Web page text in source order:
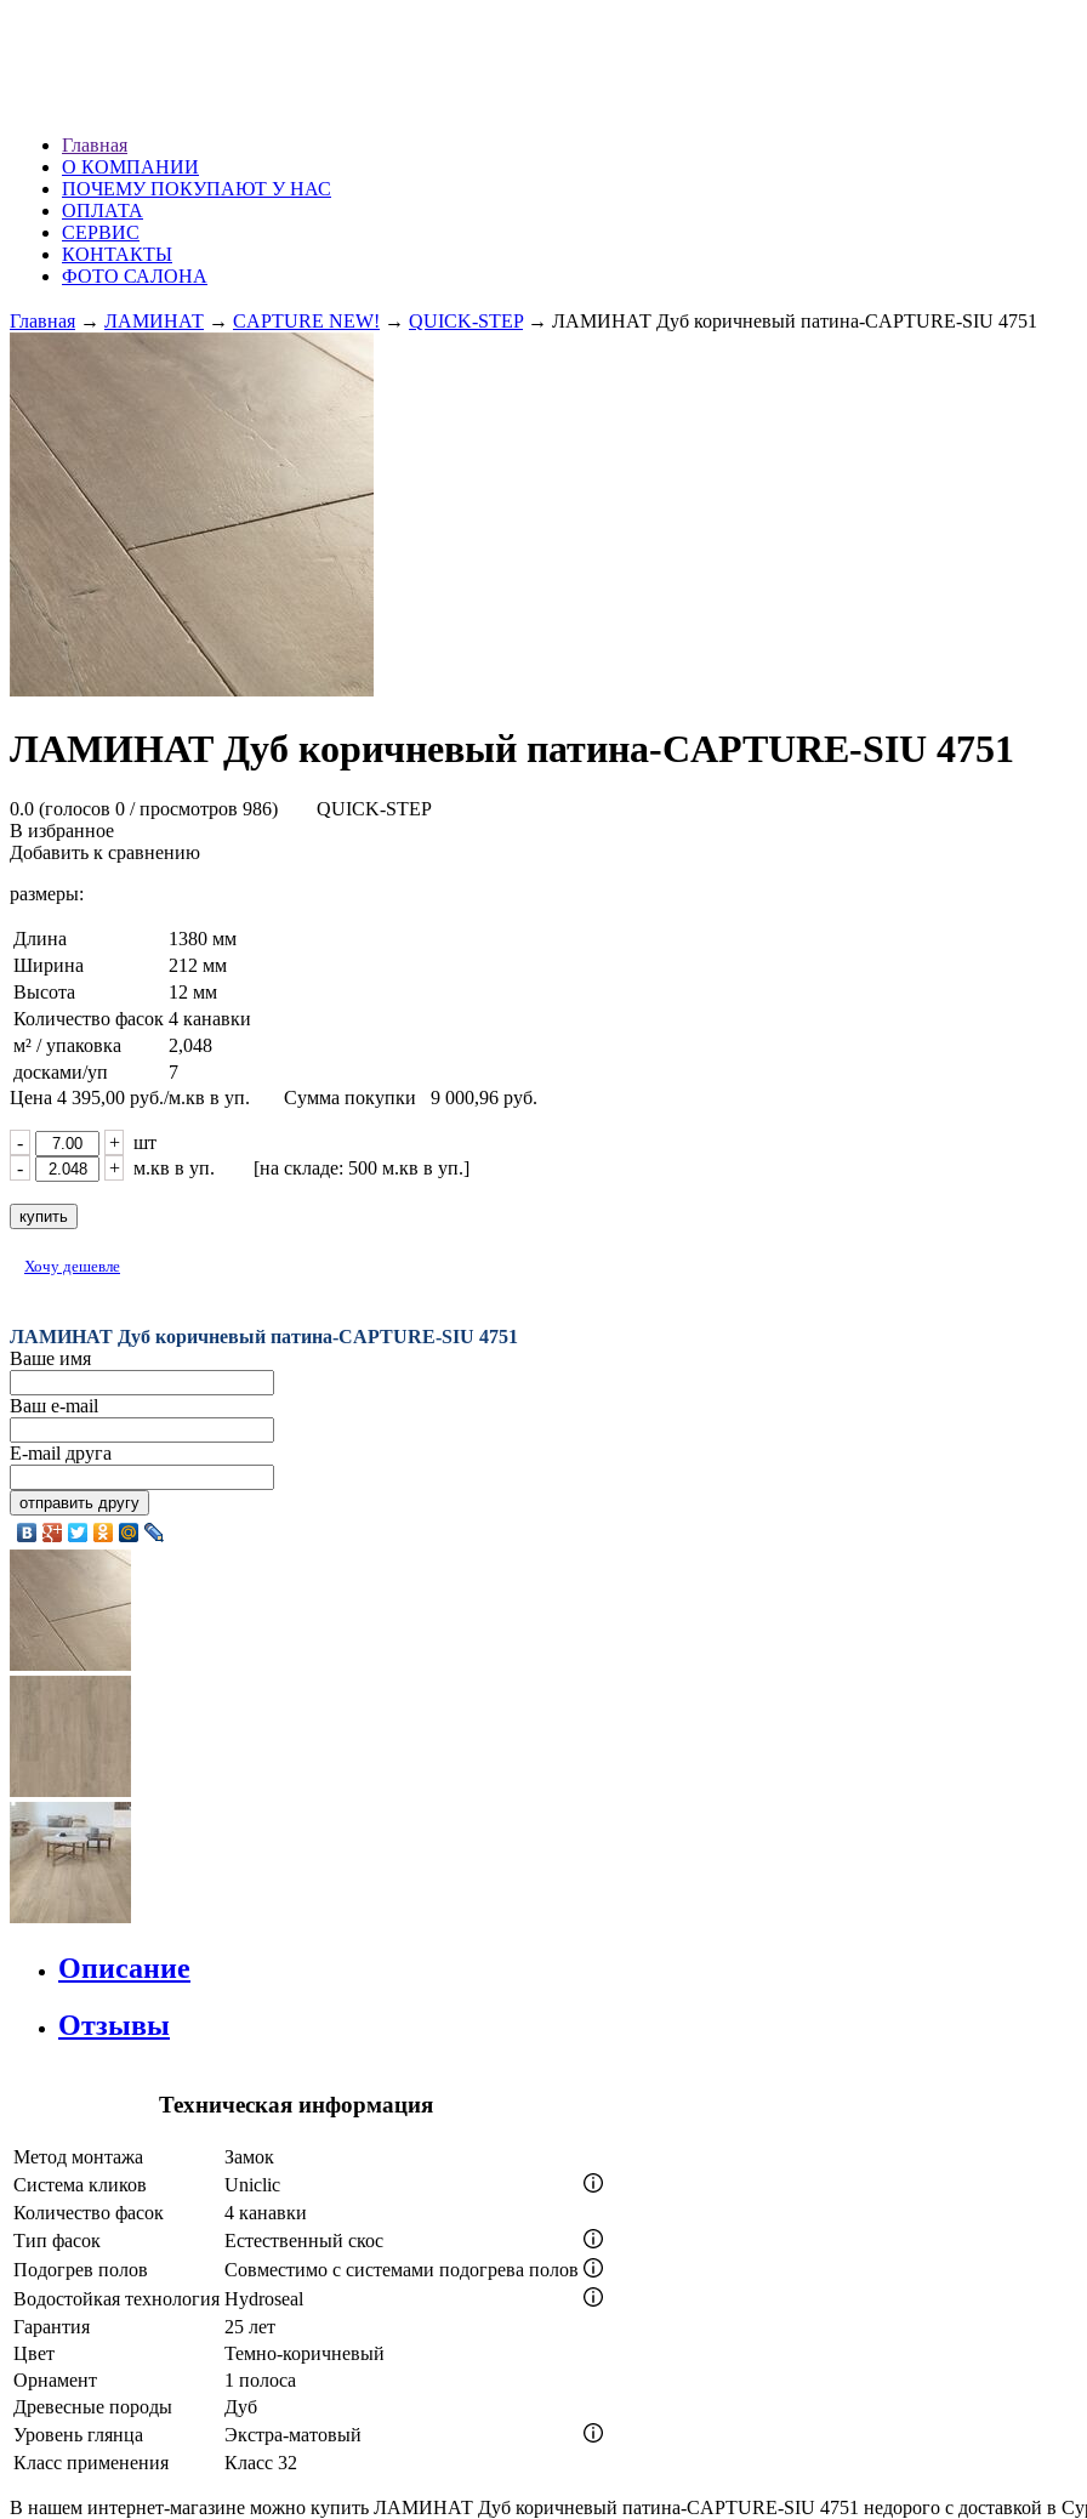
Главная
О КОМПАНИИ
ПОЧЕМУ ПОКУПАЮТ У НАС
ОПЛАТА
СЕРВИС
КОНТАКТЫ
ФОТО САЛОНА
Главная → ЛАМИНАТ → CAPTURE NEW! → QUICK-STEP→ ЛАМИНАТ Дуб коричневый патина-CAPTURE-SIU 4751
ЛАМИНАТ Дуб коричневый патина-CAPTURE-SIU 4751
0.0 (голосов 0 / просмотров 986)
QUICK-STEP
В избранное
Добавить к сравнению
размеры:
Длина
1380 мм
Ширина
212 мм
Высота
12 мм
Количество фасок 4 канавки
м² / упаковка
2,048
досками/уп
7
Цена 4 395,00 руб./м.кв в уп. Сумма покупки 9 000,96 руб.
- +
шт
-
+ м.кв в уп. [на складе: 500 м.кв в уп.]
Хочу дешевле
ЛАМИНАТ Дуб коричневый патина-CAPTURE-SIU 4751
Ваше имя
Ваш e-mail
E-mail друга
Описание
Отзывы
Техническая информация
Метод монтажа
Замок
Система кликов
Uniclic
Количество фасок
4 канавки
Тип фасок
Естественный скос
Подогрев полов
Совместимо с системами подогрева полов
Водостойкая технология Hydroseal
Гарантия
25 лет
Цвет
Темно-коричневый
Орнамент
1 полоса
Древесные породы
Дуб
Уровень глянца
Экстра-матовый
Класс применения
Класс 32
В нашем интернет-магазине можно купить ЛАМИНАТ Дуб коричневый патина-CAPTURE-SIU 4751 недорого с доставкой в